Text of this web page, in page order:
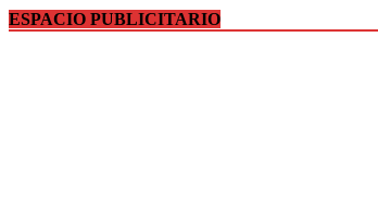
ESPACIO PUBLICITARIO